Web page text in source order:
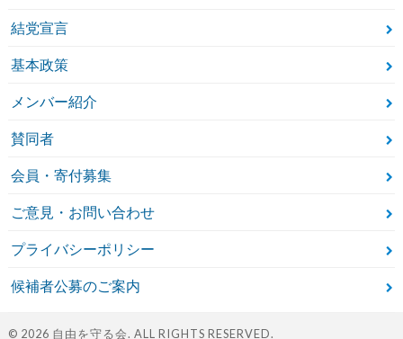
結党宣言
基本政策
メンバー紹介
賛同者
会員・寄付募集
ご意見・お問い合わせ
プライバシーポリシー
候補者公募のご案内
© 2026 自由を守る会. ALL RIGHTS RESERVED.